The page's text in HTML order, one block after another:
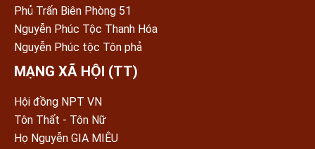
Phủ Trấn Biên Phòng 51
Nguyễn Phúc Tộc Thanh Hóa
Nguyễn Phúc tộc Tôn phả
MẠNG XÃ HỘI (TT)
Hội đồng NPT VN
Tôn Thất - Tôn Nữ
Họ Nguyễn GIA MIÊU